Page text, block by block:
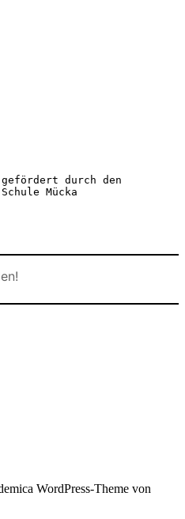
gefördert durch den
Mücka
WordPress-Theme von